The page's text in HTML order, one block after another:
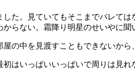
た。見ていてもそこまでバレて
らない。霜降り明星のせいやに聞
中を見渡すこともできないから
はいっぱいいっぱいで周りは見れ